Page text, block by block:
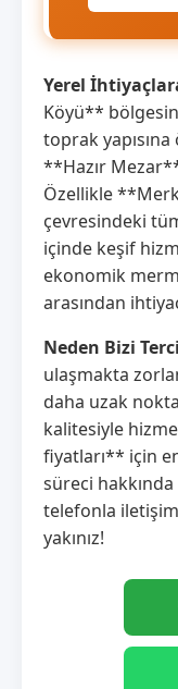
Yerel
Köyü**
toprak
**Hazır
Özellikle
çevresindeki
içinde keşif
ekonomik
arasından
Neden Bizi
ulaşmakta
daha uzak
kalitesiyle
fiyatları** için
süreci
telefonla
yakınız!